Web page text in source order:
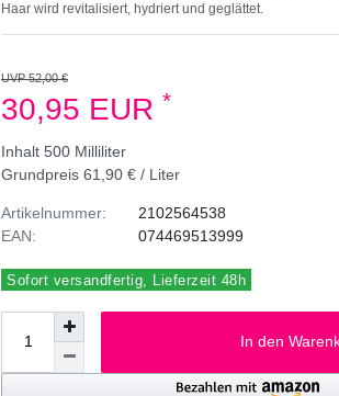
Haar wird revitalisiert, hydriert und geglättet.
UVP 52,00 €
30,95 EUR *
Inhalt 500 Milliliter
Grundpreis 61,90 € / Liter
Artikelnummer:
EAN:
2102564538
074469513999
Sofort versandfertig, Lieferzeit 48h
In den